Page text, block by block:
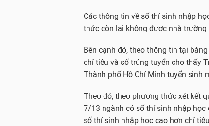
Các thông tin về số thí sinh nhập
thức còn lại không được nhà trường
Bên cạnh đó, theo thông tin tại
chỉ tiêu và số trúng tuyển cho thấy
Thành phố Hồ Chí Minh tuyển sinh
Theo đó, theo phương thức xét kết
7/13 ngành có số thí sinh nhập
số thí sinh nhập học cao hơn chỉ